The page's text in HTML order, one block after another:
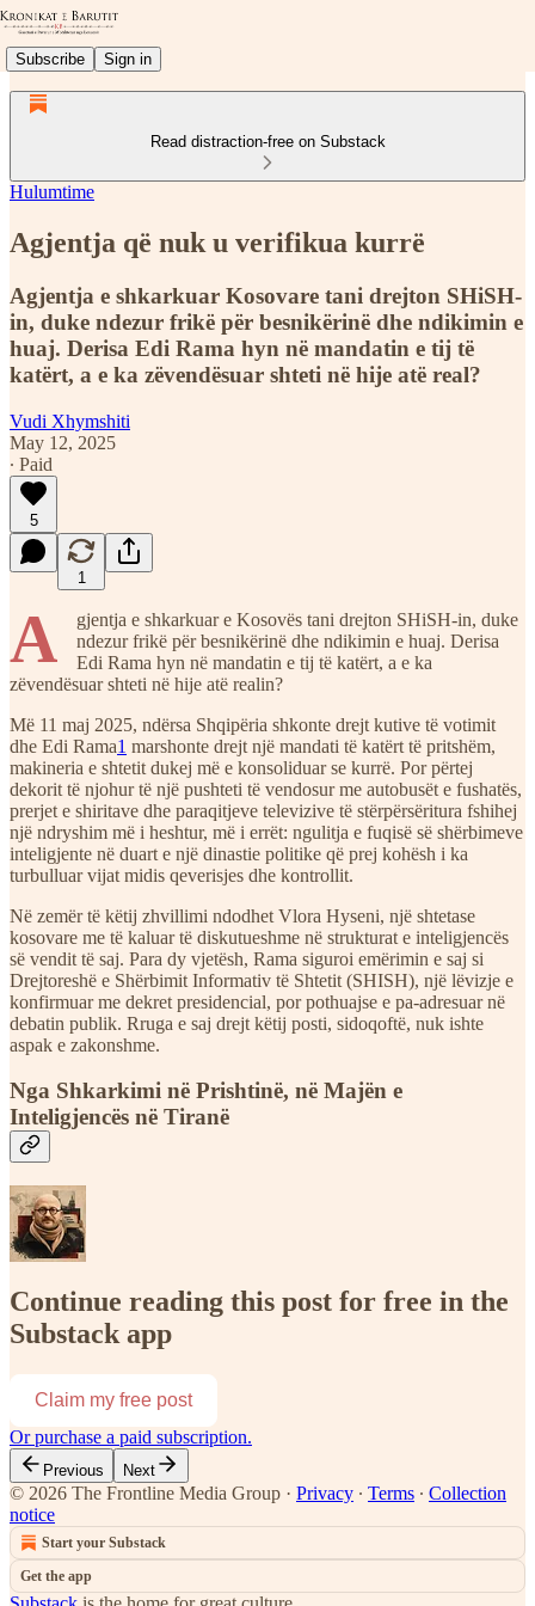
Subscribe Sign in
Read distraction-free on Substack
Hulumtime
Agjentja që nuk u verifikua kurrë
Agjentja e shkarkuar Kosovare tani drejton SHiSH-
in, duke ndezur frikë për besnikërinë dhe ndikimin e
huaj. Derisa Edi Rama hyn në mandatin e tij të
katërt, a e ka zëvendësuar shteti në hije atë real?
Vudi Xhymshiti
May 12, 2025
∙ Paid
5
1
A
gjentja e shkarkuar e Kosovës tani drejton SHiSH-in, duke
ndezur frikë për besnikërinë dhe ndikimin e huaj. Derisa
Edi Rama hyn në mandatin e tij të katërt, a e ka
zëvendësuar shteti në hije atë realin?
Më 11 maj 2025, ndërsa Shqipëria shkonte drejt kutive të votimit
dhe Edi Rama1 marshonte drejt një mandati të katërt të pritshëm,
makineria e shtetit dukej më e konsoliduar se kurrë. Por përtej
dekorit të njohur të një pushteti të vendosur me autobusët e fushatës,
prerjet e shiritave dhe paraqitjeve televizive të stërpërsëritura fshihej
një ndryshim më i heshtur, më i errët: ngulitja e fuqisë së shërbimeve
inteligjente në duart e një dinastie politike që prej kohësh i ka
turbulluar vijat midis qeverisjes dhe kontrollit.
Në zemër të këtij zhvillimi ndodhet Vlora Hyseni, një shtetase
kosovare me të kaluar të diskutueshme në strukturat e inteligjencës
së vendit të saj. Para dy vjetësh, Rama siguroi emërimin e saj si
Drejtoreshë e Shërbimit Informativ të Shtetit (SHISH), një lëvizje e
konfirmuar me dekret presidencial, por pothuajse e pa-adresuar në
debatin publik. Rruga e saj drejt këtij posti, sidoqoftë, nuk ishte
aspak e zakonshme.
Nga Shkarkimi në Prishtinë, në Majën e
Inteligjencës në Tiranë
Continue reading this post for free in the
Substack app
Claim my free post
Or purchase a paid subscription.
Previous Next
© 2026 The Frontline Media Group · Privacy ∙ Terms ∙ Collection
notice
Start your Substack
Get the app